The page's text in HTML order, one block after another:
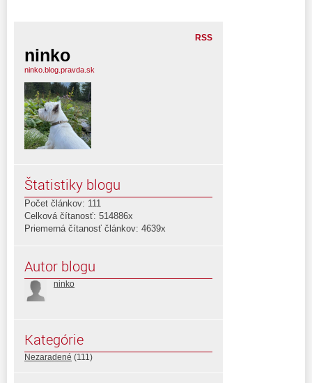
RSS
ninko
ninko.blog.pravda.sk
Štatistiky blogu
Počet článkov: 111
Celková čítanosť: 514886x
Priemerná čítanosť článkov: 4639x
Autor blogu
ninko
Kategórie
Nezaradené (111)